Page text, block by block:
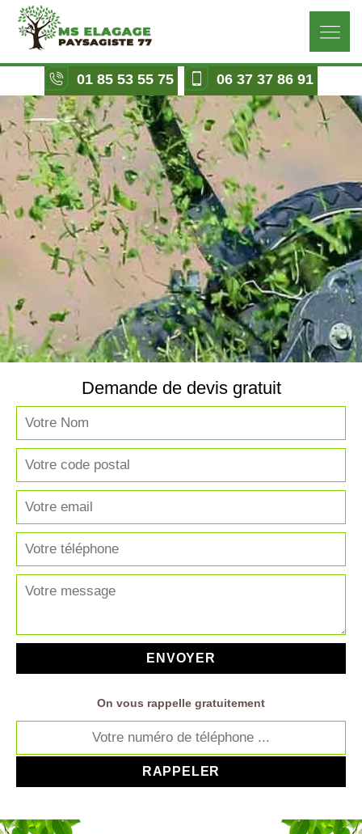
01 85 53 55 75 06 37 37 86 91
Demande de devis gratuit
On vous rappelle gratuitement